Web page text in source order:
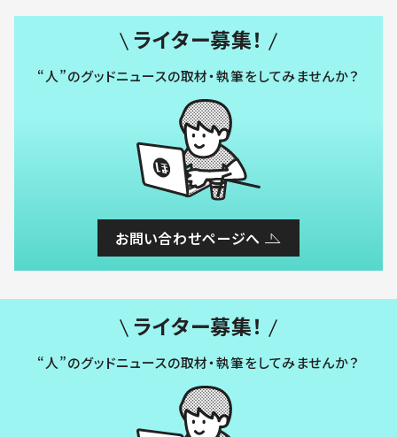
ライター募集！
“人”のグッドニュースの取材・執筆をしてみませんか？
お問い合わせページへ
ライター募集！
“人”のグッドニュースの取材・執筆をしてみませんか？